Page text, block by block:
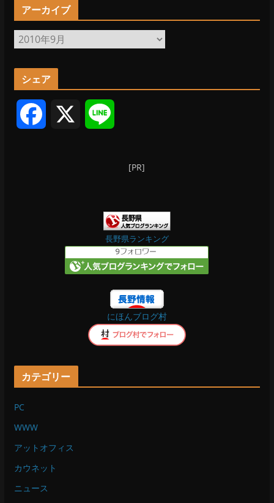
アーカイブ
ア
ー
カ
ブ
シェア
[PR]
長野県ランキング
にほんブログ村
カテゴリー
PC
WWW
アットオフィス
カウネット
ニュース